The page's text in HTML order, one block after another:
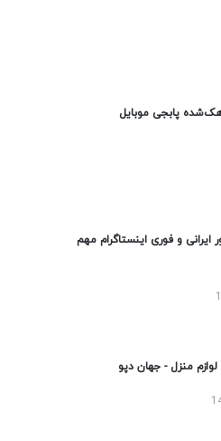
پابجی موبایل
ایرانی و فوری اینستاگرام مهم
لوازم منزل - جهان دپو